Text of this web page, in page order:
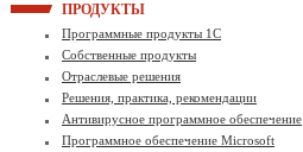
ПРОДУКТЫ
Программные продукты 1С
Собственные продукты
Отраслевые решения
Решения, практика, рекомендации
Антивирусное программное обеспечение
Программное обеспечение Microsoft